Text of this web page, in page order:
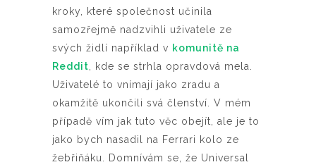
kroky, které společnost učinila
samozřejmě nadzvihli uživatele ze
svých židlí například v komunitě na
Reddit , kde se strhla opravdová mela.
Uživatelé to vnímají jako zradu a
okamžitě ukončili svá členství. V mém
případě vím jak tuto věc obejít, ale je to
jako bych nasadil na Ferrari kolo ze
žebřiňáku. Domnívám se, že Universal